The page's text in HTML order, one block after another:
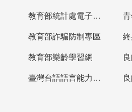
教育部統計處電子書櫃
教育部詐騙防制專區
教育部樂齡學習網
臺灣台語語言能力認證網站